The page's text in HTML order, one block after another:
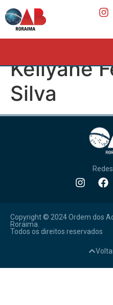
Kellyane
Silva
Copyright © 2024 Ordem dos
Roraima.
Todos os direitos reservados